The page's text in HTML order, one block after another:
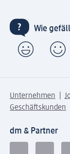
Wie
Unternehmen
Geschäftskunden
dm & Partner